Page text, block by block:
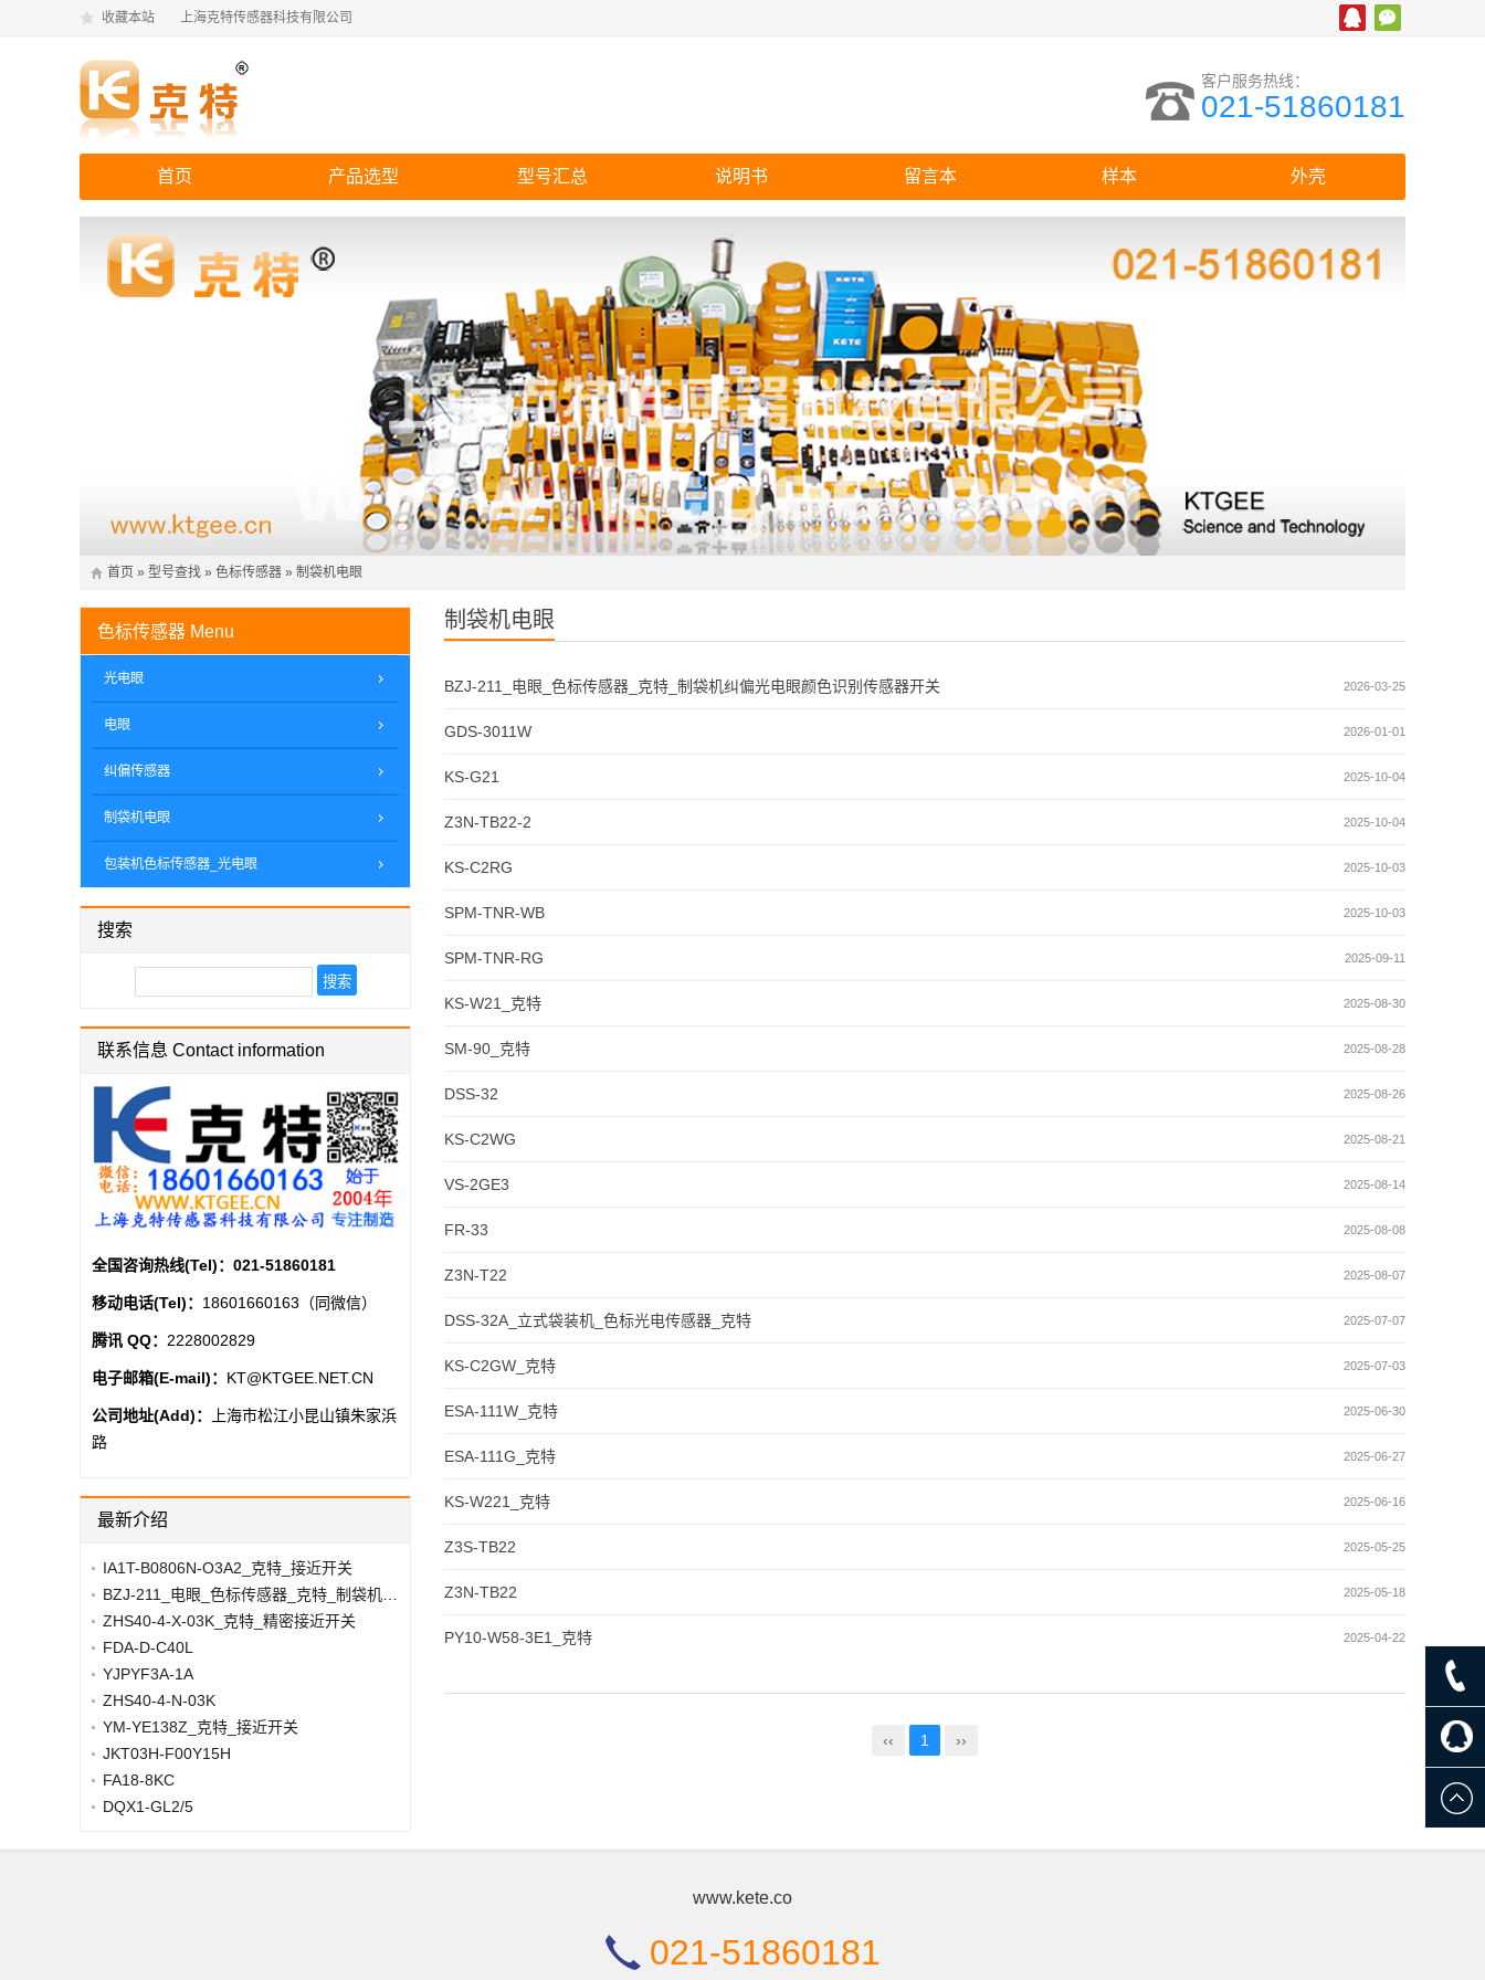
收藏本站 上海克特传感器科技有限公司
客户服务热线：
021-51860181
首页 产品选型 型号汇总 说明书 留言本 样本 外壳
首页 » 型号查找 » 色标传感器 » 制袋机电眼
制袋机电眼
2026-03-25
BZJ-211_电眼_色标传感器_克特_制袋机纠偏光电眼颜色识别传感器开关
2026-01-01
GDS-3011W
2025-10-04
KS-G21
2025-10-04
Z3N-TB22-2
2025-10-03
KS-C2RG
2025-10-03
SPM-TNR-WB
2025-09-11
SPM-TNR-RG
2025-08-30
KS-W21_克特
2025-08-28
SM-90_克特
2025-08-26
DSS-32
2025-08-21
KS-C2WG
2025-08-14
VS-2GE3
2025-08-08
FR-33
2025-08-07
Z3N-T22
2025-07-07
DSS-32A_立式袋装机_色标光电传感器_克特
2025-07-03
KS-C2GW_克特
2025-06-30
ESA-111W_克特
2025-06-27
ESA-111G_克特
2025-06-16
KS-W221_克特
2025-05-25
Z3S-TB22
2025-05-18
Z3N-TB22
2025-04-22
PY10-W58-3E1_克特
‹‹ 1 ››
色标传感器 Menu
光电眼
电眼
纠偏传感器
制袋机电眼
包装机色标传感器_光电眼
搜索
联系信息 Contact information
全国咨询热线(Tel)： 021-51860181
移动电话(Tel)： 18601660163（同微信）
腾讯 QQ： 2228002829
电子邮箱(E-mail)： KT@KTGEE.NET.CN
公司地址(Add)：
上海市松江小昆山镇朱家浜
路
最新介绍
IA1T-B0806N-O3A2_克特_接近开关
ZHS40-4-X-03K_克特_精密接近开关
FDA-D-C40L
YJPYF3A-1A
ZHS40-4-N-03K
YM-YE138Z_克特_接近开关
JKT03H-F00Y15H
FA18-8KC
DQX1-GL2/5
www.kete.co
021-51860181